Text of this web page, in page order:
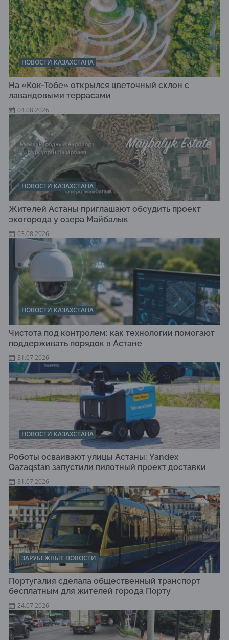
НОВОСТИ КАЗАХСТАНА
На «Кок-Тобе» открылся цветочный склон с
лавандовыми террасами
04.08.2026
НОВОСТИ КАЗАХСТАНА
Жителей Астаны приглашают обсудить проект
экогорода у озера Майбалык
03.08.2026
НОВОСТИ КАЗАХСТАНА
Чистота под контролем: как технологии помогают
поддерживать порядок в Астане
31.07.2026
НОВОСТИ КАЗАХСТАНА
Роботы осваивают улицы Астаны: Yandex
Qazaqstan запустили пилотный проект доставки
31.07.2026
ЗАРУБЕЖНЫЕ НОВОСТИ
Португалия сделала общественный транспорт
бесплатным для жителей города Порту
24.07.2026